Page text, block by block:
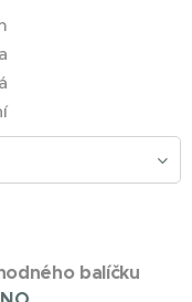
a
balíčku